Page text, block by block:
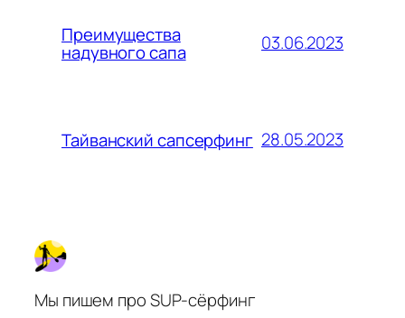
Преимущества
надувного сапа 03.06.2023
Тайванский сапсерфинг 28.05.2023
Мы пишем про SUP-сёрфинг